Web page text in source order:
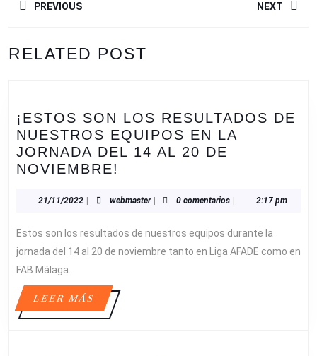
DEPREVIOUS
anterior:
NEXT
RELATED POST
¡ESTOS SON LOS RESULTADOS DE
NUESTROS EQUIPOS EN LA
JORNADA DEL 14 AL 20 DE
NOVIEMBRE!
LOS
DE
NUESTROS
EN
21/11/202221/11/2022
| webmasterwebmaster
| 0 comentarios | 2:17 pm
Estos son los resultados de nuestros equipos durante la
jornada del 14 al 20 de noviembre tanto en Liga AFADE como en
FAB Málaga.
LEER MÁSLEER
MÁS